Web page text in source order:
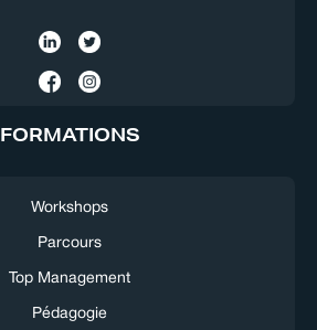
FORMATIONS
Workshops
Parcours
Top Management
Pédagogie